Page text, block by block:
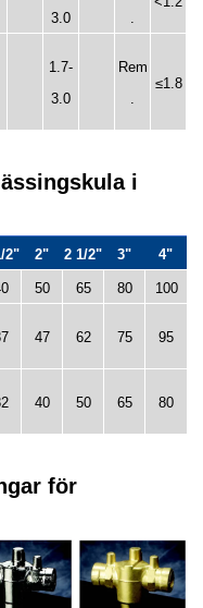
3.0
1.7-
3.0
Rem
≤1.8
i
2" 2" 2 1/2" 3" 4"
50 65 80 100
47 62 75 95
40 50 65 80
för